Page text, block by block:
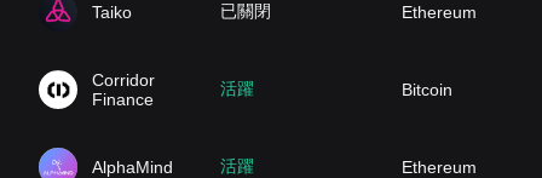
Taiko 已關閉 Ethereum
Corridor
Finance
活躍 Bitcoin
AlphaMind 活躍 Ethereum